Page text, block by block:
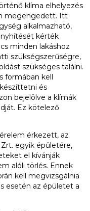
klíma elhelyezés
megengedett. Itt
alkalmazható,
kérték
minden lakáshoz
szükségszerűségre,
szükséges találni.
formában kell
és
bejelölve a klímák
Ez kötelező
érkezett, az
egyik épületére,
el kívánják
alóli törlés. Ennek
kell megvizsgálnia
esetén az épületet a